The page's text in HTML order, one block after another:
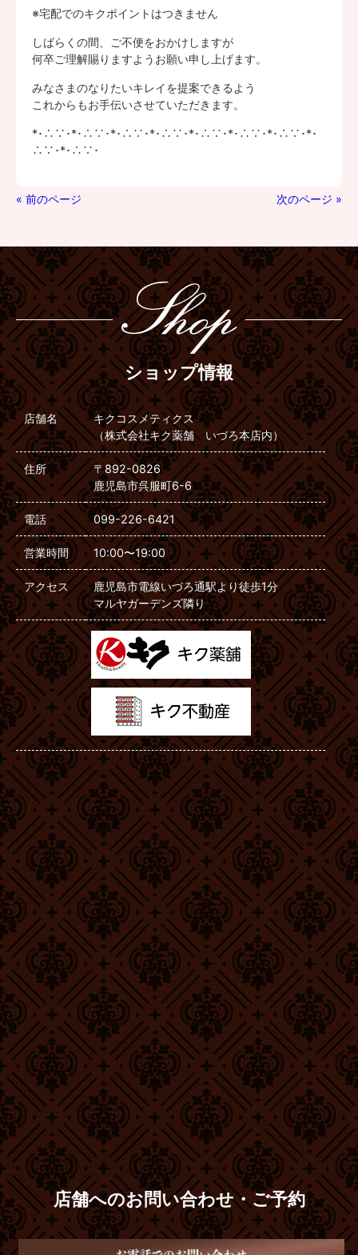
※宅配でのキクポイントはつきません
しばらくの間、ご不便をおかけしますが
何卒ご理解賜りますようお願い申し上げます。
みなさまのなりたいキレイを提案できるよう
これからもお手伝いさせていただきます。
*･∴∵･*･∴∵･*･∴∵･*･∴∵･*･∴∵･*･∴∵･*･∴∵･*･
∴∵･*･∴∵･
« 前のページ 次のページ »
ショップ情報
店舗名
キクコスメティクス
（株式会社キク薬舗 いづろ本店内）
住所
〒892-0826
鹿児島市呉服町6-6
電話 099-226-6421
営業時間 10:00〜19:00
アクセス
鹿児島市電線いづろ通駅より徒歩1分
マルヤガーデンズ隣り
店舗へのお問い合わせ・ご予約